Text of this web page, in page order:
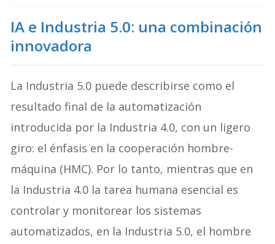
IA e Industria 5.0: una combinación
innovadora
La Industria 5.0 puede describirse como el
resultado final de la automatización
introducida por la Industria 4.0, con un ligero
giro: el énfasis en la cooperación hombre-
máquina (HMC). Por lo tanto, mientras que en
la Industria 4.0 la tarea humana esencial es
controlar y monitorear los sistemas
automatizados, en la Industria 5.0, el hombre